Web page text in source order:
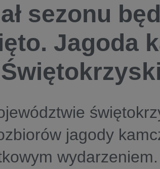
sezonu
Jagoda
jagody